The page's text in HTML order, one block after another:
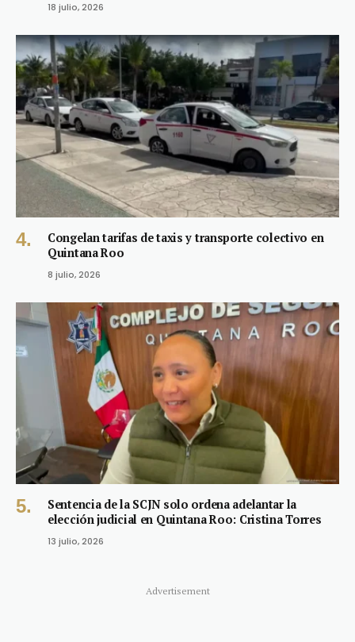
18 julio, 2026
Congelan tarifas de taxis y transporte colectivo en
Quintana Roo
8 julio, 2026
Sentencia de la SCJN solo ordena adelantar la
elección judicial en Quintana Roo: Cristina Torres
13 julio, 2026
Advertisement